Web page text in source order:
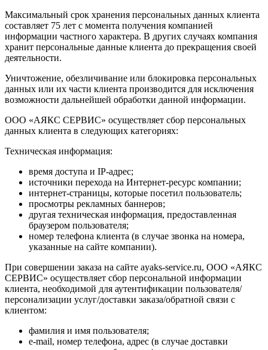
Максимальный срок хранения персональных данных клиента
составляет 75 лет с момента получения компанией
информации частного характера. В других случаях компания
хранит персональные данные клиента до прекращения своей
деятельности.
Уничтожение, обезличивание или блокировка персональных
данных или их части клиента производится для исключения
возможности дальнейшей обработки данной информации.
ООО «АЯКС СЕРВИС» осуществляет сбор персональных
данных клиента в следующих категориях:
Техническая информация:
время доступа и IP-адрес;
источники перехода на Интернет-ресурс компании;
интернет-страницы, которые посетил пользователь;
просмотры рекламных баннеров;
другая техническая информация, предоставленная
браузером пользователя;
номер телефона клиента (в случае звонка на номера,
указанные на сайте компании).
При совершении заказа на сайте ayaks-service.ru, ООО «АЯКС
СЕРВИС» осуществляет сбор персональной информации
клиента, необходимой для аутентификации пользователя/
персонализации услуг/доставки заказа/обратной связи с
клиентом:
фамилия и имя пользователя;
e-mail, номер телефона, адрес (в случае доставки